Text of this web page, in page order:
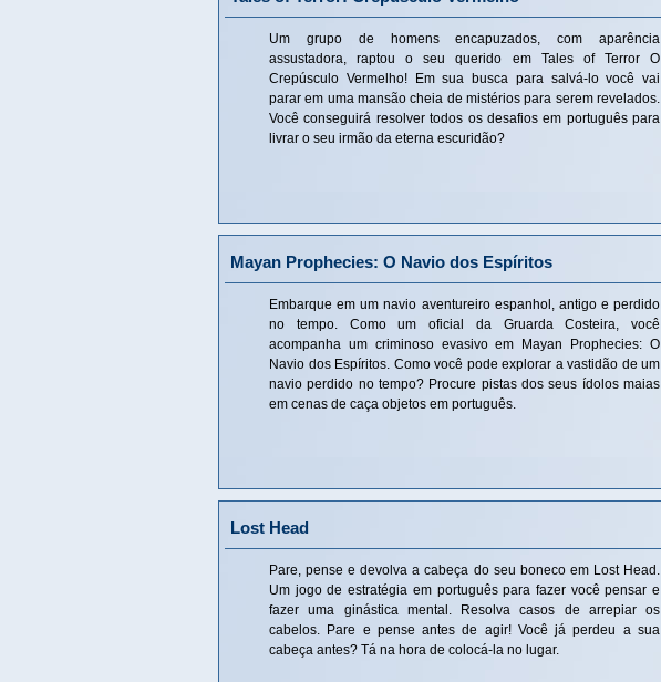
Um grupo de homens encapuzados, com aparência
assustadora, raptou o seu querido em Tales of Terror O
Crepúsculo Vermelho! Em sua busca para salvá-lo você vai
parar em uma mansão cheia de mistérios para serem revelados.
Você conseguirá resolver todos os desafios em português para
livrar o seu irmão da eterna escuridão?
Mayan Prophecies: O Navio dos Espíritos
Embarque em um navio aventureiro espanhol, antigo e perdido
no tempo. Como um oficial da Gruarda Costeira, você
acompanha um criminoso evasivo em Mayan Prophecies: O
Navio dos Espíritos. Como você pode explorar a vastidão de um
navio perdido no tempo? Procure pistas dos seus ídolos maias
em cenas de caça objetos em português.
Lost Head
Pare, pense e devolva a cabeça do seu boneco em Lost Head.
Um jogo de estratégia em português para fazer você pensar e
fazer uma ginástica mental. Resolva casos de arrepiar os
cabelos. Pare e pense antes de agir! Você já perdeu a sua
cabeça antes? Tá na hora de colocá-la no lugar.